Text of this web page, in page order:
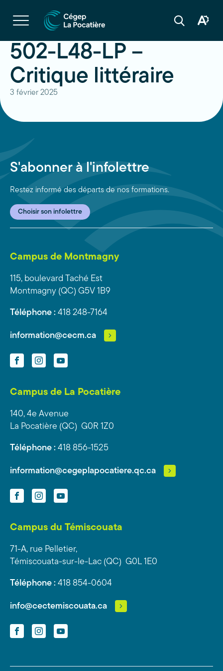
Ouvrir
la
navigation
site
Ouvrir
Ouvrir
502-L48-LP –
Critique littéraire
3 février 2025
S'abonner à l'infolettre
Restez informé des départs de nos formations.
Choisir son infolettre
Campus de Montmagny
115, boulevard Taché Est
Montmagny (QC) G5V 1B9
Téléphone : 418 248-7164
information@cecm.ca
FacebookInstagramYouTube
Campus de La Pocatière
140, 4e Avenue
La Pocatière (QC) G0R 1Z0
Téléphone : 418 856-1525
information@cegeplapocatiere.qc.ca
FacebookInstagramYouTube
Campus du Témiscouata
71-A, rue Pelletier,
Témiscouata-sur-le-Lac (QC) G0L 1E0
Téléphone : 418 854-0604
info@cectemiscouata.ca
FacebookInstagramYouTube